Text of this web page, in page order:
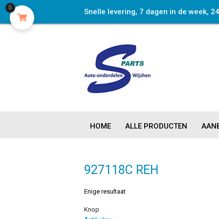
Snelle levering, 7 dagen in de week,
HOME ALLE PRODUCTEN
927118C REH
Enige resultaat
Knop
0